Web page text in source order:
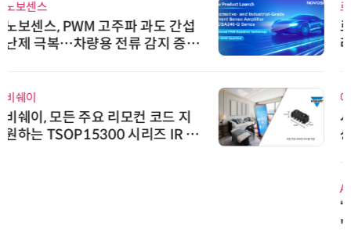
로옴세미컨덕터코리아
로옴, 발진 출력 4배 높인 2세대 테
라헤르츠파 발진 디바이스 개발
에이블스토어
시놀로지, SK네트웍스서비스와 영
상 보안 카메라 국내 독점 판매 파